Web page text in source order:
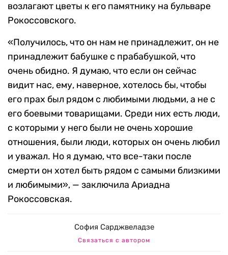
возлагают цветы к его памятнику на бульваре
Рокоссовского.
«Получилось, что он нам не принадлежит, он не
принадлежит бабушке с прабабушкой, что
очень обидно. Я думаю, что если он сейчас
видит нас, ему, наверное, хотелось бы, чтобы
его прах был рядом с любимыми людьми, а не с
его боевыми товарищами. Среди них есть люди,
с которыми у него были не очень хорошие
отношения, были люди, которых он очень любил
и уважал. Но я думаю, что все-таки после
смерти он хотел быть рядом с самыми близкими
и любимыми», — заключила Ариадна
Рокоссовская.
София Сарджвеладзе
Связаться с автором